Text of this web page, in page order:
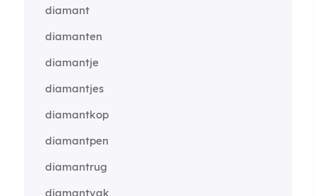
diamant
diamanten
diamantje
diamantjes
diamantkop
diamantpen
diamantrug
diamantvak